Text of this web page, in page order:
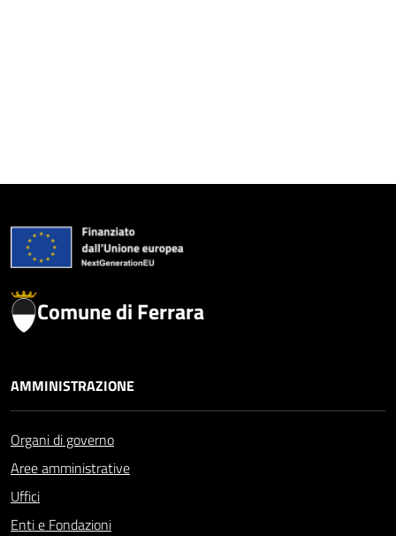
Comune di Ferrara
AMMINISTRAZIONE
Organi di governo
Aree amministrative
Uffici
Enti e Fondazioni